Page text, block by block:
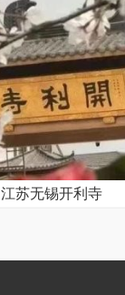
江苏无锡开利寺